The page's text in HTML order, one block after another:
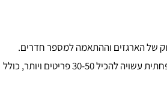
של הארגזים וההתאמה למספר חדרים.
מארז בסיסי לדירה קטנה יכול לכלול פחות מ-20 פריטים, בעוד חבילה מורחבת לדירה משפחתית עשויה להכיל 30-50 פריטים ויותר, כולל